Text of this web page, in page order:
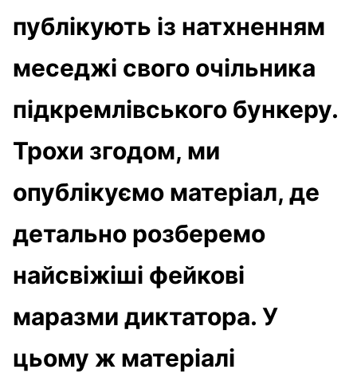
публікують із натхненням
меседжі свого очільника
підкремлівського бункеру.
Трохи згодом, ми
опублікуємо матеріал, де
детально розберемо
найсвіжіші фейкові
маразми диктатора. У
цьому ж матеріалі